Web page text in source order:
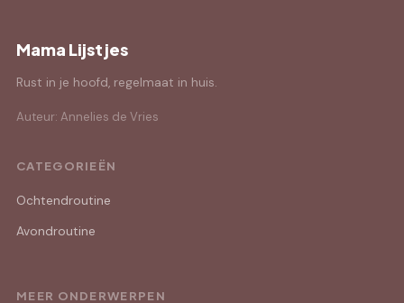
Mama Lijstjes
Rust in je hoofd, regelmaat in huis.
Auteur: Annelies de Vries
CATEGORIEËN
Ochtendroutine
Avondroutine
MEER ONDERWERPEN